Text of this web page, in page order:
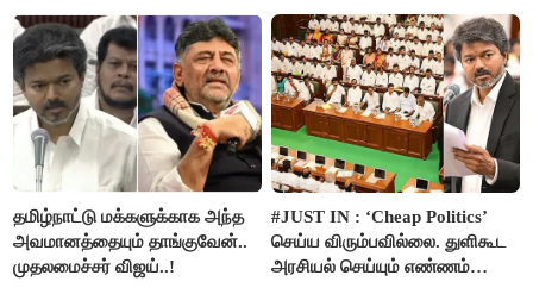
தமிழ்நாட்டு மக்களுக்காக அந்த
அவமானத்தையும் தாங்குவேன்..
முதலமைச்சர் விஜய்..!
#JUST IN : ‘Cheap Politics’
செய்ய விரும்பவில்லை. துளிகூட
அரசியல் செய்யும் எண்ணம்